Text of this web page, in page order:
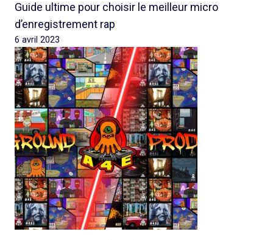
Guide ultime pour choisir le meilleur micro
d’enregistrement rap
6 avril 2023